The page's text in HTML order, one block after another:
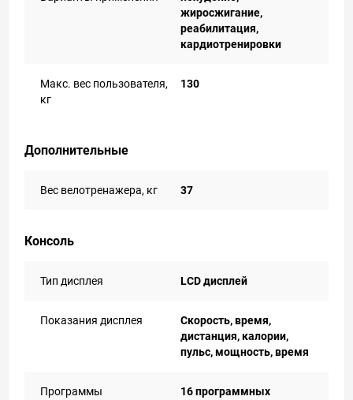
жиросжигание,
реабилитация,
кардиотренировки
Макс. вес пользователя,
кг
130
Дополнительные
Вес велотренажера, кг 37
Консоль
Тип дисплея LCD дисплей
Показания дисплея
Cкорость, время,
дистанция, калории,
пульс, мощность, время
Программы
16 программных